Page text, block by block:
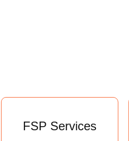
FSP Services